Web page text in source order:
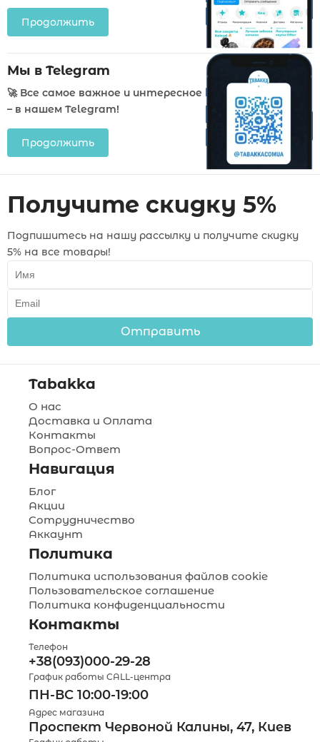
Продолжить
Мы в Telegram
🚀 Все самое важное и интересное
– в нашем Telegram!
Продолжить
Получите скидку 5%
Подпишитесь на нашу рассылку и получите скидку
5% на все товары!
Отправить
Tabakka
О нас
Доставка и Оплата
Контакты
Вопрос-Ответ
Навигация
Блог
Акции
Сотрудничество
Аккаунт
Политика
Политика использования файлов cookie
Пользовательское соглашение
Политика конфиденциальности
Контакты
Телефон
+38(093)000-29-28
График работы CALL-центра
ПН-ВС 10:00-19:00
Адрес магазина
Проспект Червоной Калины, 47, Киев